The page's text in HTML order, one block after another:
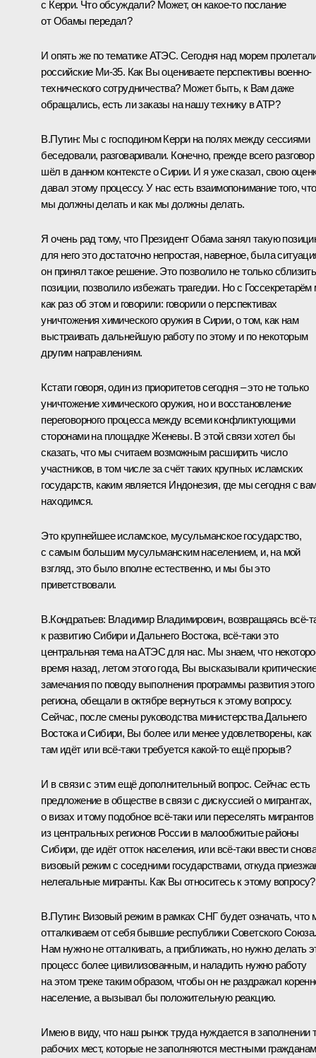
с Керри. Что обсуждали? Может, он какое‑то послание
от Обамы передал?
И опять же по тематике АТЭС. Сегодня над морем
российские Ми-35. Как Вы оцениваете перспективы военно-
технического сотрудничества? Может быть, к Вам даже
обращались, есть ли заказы на нашу технику в АТР?
В.Путин: Мы с господином Керри на полях между сессиями
беседовали, разговаривали. Конечно, прежде всего разговор
шёл в данном контексте о Сирии. И я уже сказал, свою
давал этому процессу. У нас есть взаимопонимание того, что
мы должны делать и как мы должны делать.
Я очень рад тому, что Президент Обама занял такую
для него это достаточно непростая, наверное, была
он принял такое решение. Это позволило не только сблизить
позиции, позволило избежать трагедии. Но с
как раз об этом и говорили: говорили о перспективах
уничтожения химического оружия в Сирии, о том, как нам
выстраивать дальнейшую работу по этому и по некоторым
другим направлениям.
Кстати говоря, один из приоритетов сегодня – это не только
уничтожение химического оружия, но и восстановление
переговорного процесса между всеми конфликтующими
сторонами на площадке Женевы. В этой связи хотел бы
сказать, что мы считаем возможным расширить число
участников, в том числе за счёт таких крупных исламских
государств, каким является Индонезия, где мы сегодня с
находимся.
Это крупнейшее исламское, мусульманское государство,
с самым большим мусульманским населением, и, на мой
взгляд, это было вполне естественно, и мы бы это
приветствовали.
В.Кондратьев: Владимир Владимирович, возвращаясь
к развитию Сибири и Дальнего Востока, всё‑таки это
центральная тема на АТЭС для нас. Мы знаем, что
время назад, летом этого года, Вы высказывали
замечания по поводу выполнения программы развития этого
региона, обещали в октябре вернуться к этому вопросу.
Сейчас, после смены руководства министерства Дальнего
Востока и Сибири, Вы более или менее удовлетворены, как
там идёт или всё‑таки требуется какой‑то ещё прорыв?
И в связи с этим ещё дополнительный вопрос. Сейчас есть
предложение в обществе в связи с дискуссией о мигрантах,
о визах и тому подобное всё‑таки или переселять мигрантов
из центральных регионов России в малообжитые районы
Сибири, где идёт отток населения, или всё‑таки ввести снова
визовый режим с соседними государствами, откуда
нелегальные мигранты. Как Вы относитесь к этому вопросу?
В.Путин: Визовый режим в рамках СНГ будет означать, что
отталкиваем от себя бывшие республики Советского Союза.
Нам нужно не отталкивать, а приближать, но нужно делать
процесс более цивилизованным, и наладить нужно работу
на этом треке таким образом, чтобы он не раздражал
население, а вызывал бы положительную реакцию.
Имею в виду, что наш рынок труда нуждается в заполнении
рабочих мест, которые не заполняются местными